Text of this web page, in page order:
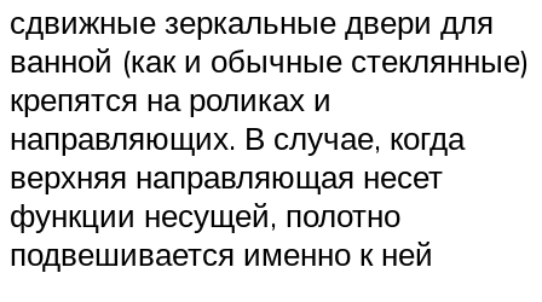
сдвижные зеркальные двери для
ванной (как и обычные стеклянные)
крепятся на роликах и
направляющих. В случае, когда
верхняя направляющая несет
функции несущей, полотно
подвешивается именно к ней